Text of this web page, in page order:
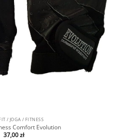
/ JOGA / FITNESS
Comfort Evolution
37,00zł